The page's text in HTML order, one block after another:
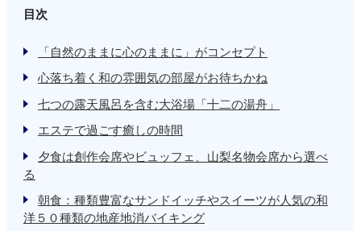
目次
「自然のままに心のままに」がコンセプト
心落ち着く和の雰囲気の部屋がお待ちかね
七つの露天風呂を含む大浴場「十二の湯舟」
エステで過ごす癒しの時間
夕食は創作会席やビュッフェ、山梨名物会席から選べ
る
朝食：種類豊富なサンドイッチやスイーツが人気の和
洋５０種類の地産地消バイキング